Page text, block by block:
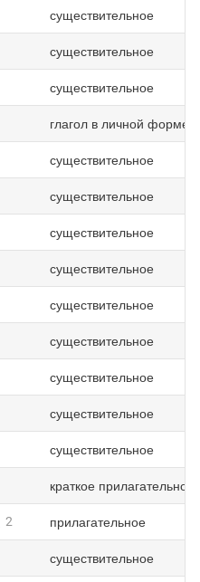
существительное
существительное
существительное
глагол в личной форме
существительное
существительное
существительное
существительное
существительное
существительное
существительное
существительное
существительное
краткое прилагательное
2 прилагательное
существительное